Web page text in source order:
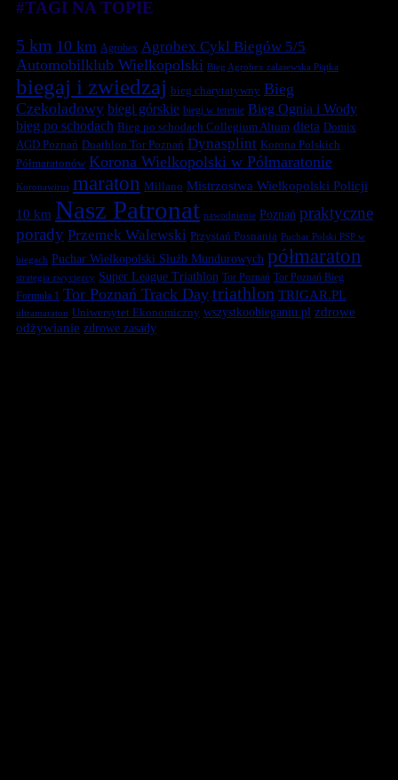
#TAGI NA TOPIE
5 km 10 km Agrobex Agrobex Cykl Biegów 5/5
Automobilklub Wielkopolski Bieg Agrobex zalasewska Piątka
biegaj i zwiedzaj bieg charytatywny Bieg
Czekoladowy biegi górskie biegi w terenie Bieg Ognia i Wody
bieg po schodach Bieg po schodach Collegium Altum dieta Domix
AGD Poznań Duathlon Tor Poznań Dynasplint Korona Polskich
Półmaratonów Korona Wielkopolski w Półmaratonie
Koronawirus maraton Millano Mistrzostwa Wielkopolski Policji
10 km Nasz Patronat nawodnienie Poznań praktyczne
porady Przemek Walewski Przystań Posnania Puchar Polski PSP w
biegach Puchar Wielkopolski Służb Mundurowych półmaraton
strategia zwycięzcy Super League Triathlon Tor Poznań Tor Poznań Bieg
Formuła 1 Tor Poznań Track Day triathlon TRIGAR.PL
ultramaraton Uniwersytet Ekonomiczny wszystkoobieganiu.pl zdrowe
odżywianie zdrowe zasady